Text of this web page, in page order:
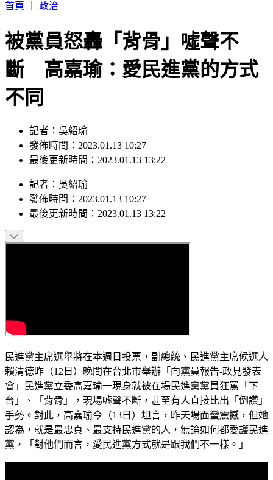
首頁
政治
被黨員怒轟「背骨」噓聲不
斷 高嘉瑜：愛民進黨的方式
不同
記者：吳紹瑜
發佈時間：2023.01.13 10:27
最後更新時間：2023.01.13 13:22
記者 ： 吳紹瑜
發佈時間： 2023.01.13 10:27
最後更新時間： 2023.01.13 13:22
民進黨主席選舉將在本週日投票，副總統、民進黨主席候選人
賴清德昨（12日）晚間在台北市舉辦「向黨員報告-政見發表
會」民進黨立委高嘉瑜一現身就被在場民進黨黨員狂罵「下
台」、「背骨」，現場噓聲不斷，甚至有人直接比出「倒讚」
手勢。對此，高嘉瑜今（13日）坦言，昨天場面蠻震撼，但她
認為，就是最忠貞、最支持民進黨的人，無論如何都愛護民進
黨，「對他們而言，愛民進黨方式就是跟我們不一樣。」